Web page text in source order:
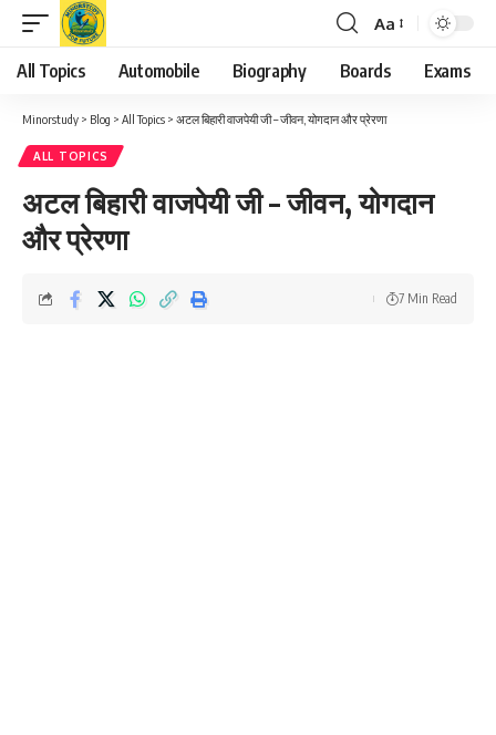
Font
Resizer
Aa
All Topics Automobile Biography Boards Exams
Minorstudy > Blog > All Topics > अटल बिहारी वाजपेयी जी – जीवन, योगदान और प्रेरणा
ALL TOPICS
अटल बिहारी वाजपेयी जी – जीवन, योगदान
और प्रेरणा
7 Min Read